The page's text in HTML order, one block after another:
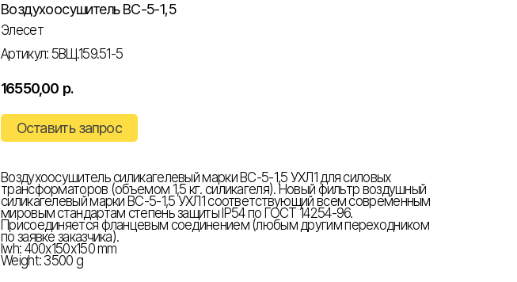
Воздухоосушитель ВС-5-1,5
Элесет
Артикул: 5ВЩ.159.51-5
16550,00 р.
Оставить запрос
Воздухоосушитель силикагелевый марки ВС-5-1,5 УХЛ1 для силовых
трансформаторов (объемом 1,5 кг. силикагеля). Новый фильтр воздушный
силикагелевый марки ВС-5-1,5 УХЛ1 соответствующий всем современным
мировым стандартам степень защиты IP54 по ГОСТ 14254-96.
Присоединяется фланцевым соединением (любым другим переходником
по заявке заказчика).
lwh: 400x150x150 mm
Weight: 3500 g